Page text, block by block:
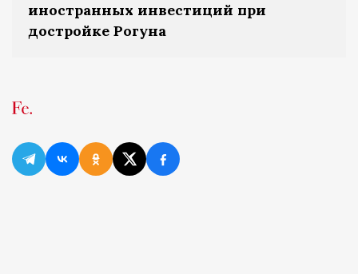
иностранных инвестиций при
достройке Рогуна